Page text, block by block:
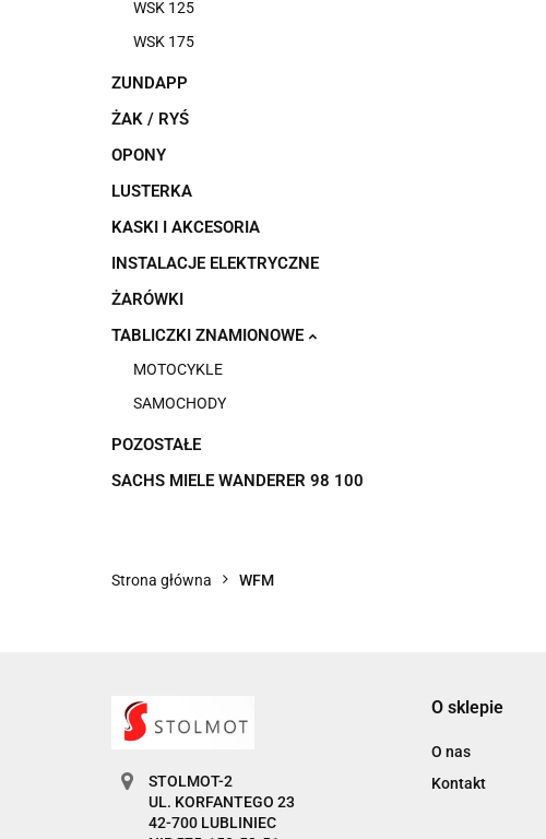
WSK 125
WSK 175
ZUNDAPP
ŻAK / RYŚ
OPONY
LUSTERKA
KASKI I AKCESORIA
INSTALACJE ELEKTRYCZNE
ŻARÓWKI
TABLICZKI ZNAMIONOWE
MOTOCYKLE
SAMOCHODY
POZOSTAŁE
SACHS MIELE WANDERER 98 100
Strona główna WFM
STOLMOT-2
UL. KORFANTEGO 23
42-700 LUBLINIEC
O sklepie
O nas
Kontakt